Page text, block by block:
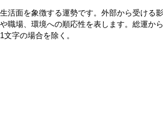
生活面を象徴する運勢です。外部から受ける
や職場、環境への順応性を表します。総運か
1文字の場合を除く。